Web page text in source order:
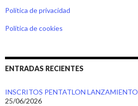
Política de privacidad
Política de cookies
ENTRADAS RECIENTES
INSCRITOS PENTATLON LANZAMIENTO
25/06/2026